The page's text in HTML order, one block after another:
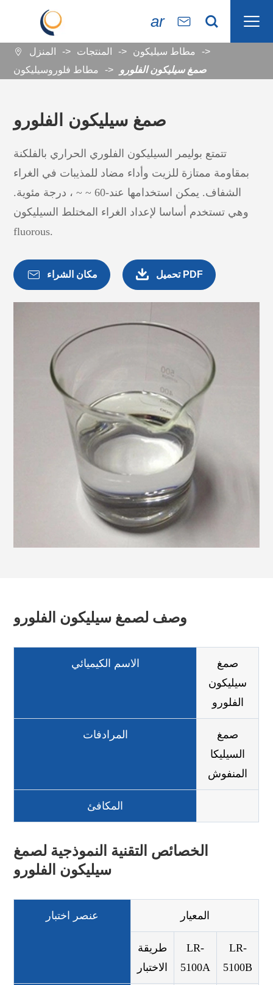
ar   
 المنزل المنتجات
مطاط سيليكون
مطاط فلوروسيليكون
صمغ سيليكون الفلورو
صمغ سيليكون الفلورو
تتمتع بوليمر السيليكون الفلوري الحراري بالفلكنة
بمقاومة ممتازة للزيت وأداء مضاد للمذيبات في الغراء
الشفاف. يمكن استخدامها عند-60 ~ ~ ، درجة مئوية.
وهي تستخدم أساسا لإعداد الغراء المختلط السيليكون
fluorous.
 مكان الشراء  تحميل PDF
وصف لصمغ سيليكون الفلورو
الاسم الكيميائي
صمغ
سيليكون
الفلورو
المرادفات
صمغ
السيليكا
المنفوش
المكافئ
الخصائص التقنية النموذجية لصمغ
سيليكون الفلورو
عنصر اختبار المعيار
طريقة
الاختبار
LR-
5100A
LR-
5100B